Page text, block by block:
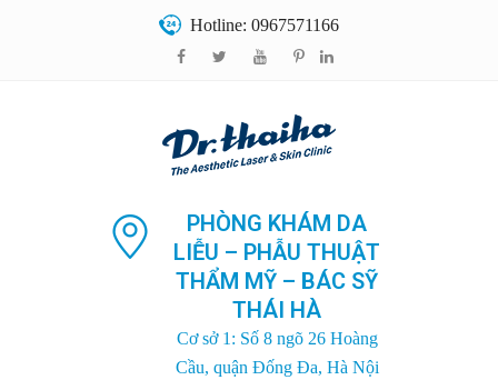
Hotline: 0967571166
PHÒNG KHÁM DA
LIỄU – PHẪU THUẬT
THẨM MỸ – BÁC SỸ
THÁI HÀ
Cơ sở 1: Số 8 ngõ 26 Hoàng
Cầu, quận Đống Đa, Hà Nội